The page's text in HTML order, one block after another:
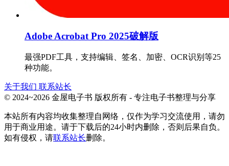
Adobe Acrobat Pro 2025破解版
最强PDF工具，支持编辑、签名、加密、OCR识别等25
种功能。
关于我们 联系站长
© 2024~2026 金屋电子书 版权所有 - 专注电子书整理与分享
本站所有内容均收集整理自网络，仅作为学习交流使用，请勿
用于商业用途。请于下载后的24小时内删除，否则后果自负。
如有侵权，请联系站长删除。